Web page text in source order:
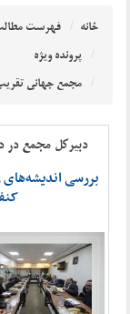
خانه فهرست
پرونده ویژه
مجمع جهانی
دبیرکل مجمع
بررسی